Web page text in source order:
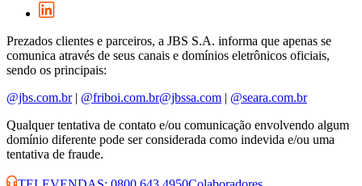
Prezados clientes e parceiros, a JBS S.A. informa que apenas se
comunica através de seus canais e domínios eletrônicos oficiais,
sendo os principais:
@jbs.com.br| @friboi.com.br@jbssa.com | @seara.com.br
Qualquer tentativa de contato e/ou comunicação envolvendo algum
domínio diferente pode ser considerada como indevida e/ou uma
tentativa de fraude.